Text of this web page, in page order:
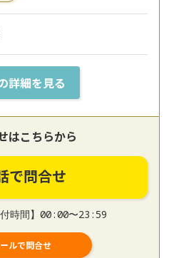
詳細を見る
はこちらから
で問合せ
付時間】00:00〜23:59
ルで問合せ